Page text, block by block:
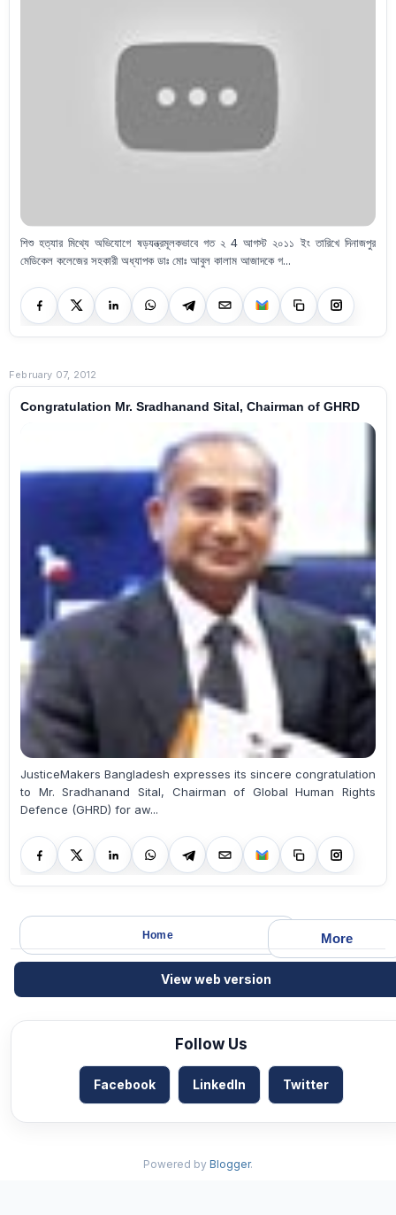
শিশু হত্যার মিথ্যে অভিযোগে ষড়যন্ত্রমূলকভাবে গত ২ 4 আগস্ট ২০১১ ইং তারিখে দিনাজপুর
মেডিকেল কলেজের সহকারী অধ্যাপক ডাঃ মোঃ আবুল কালাম আজাদকে গ...
February 07, 2012
Congratulation Mr. Sradhanand Sital, Chairman of GHRD
JusticeMakers Bangladesh expresses its sincere congratulation
to Mr. Sradhanand Sital, Chairman of Global Human Rights
Defence (GHRD) for aw...
More
Home
View web version
Follow Us
Facebook LinkedIn Twitter
Powered by Blogger.